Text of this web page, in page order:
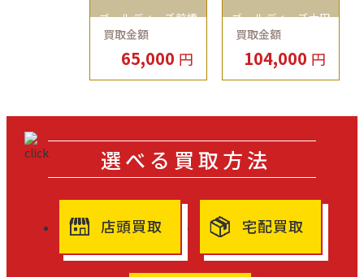
ゴールディーズ前橋
店
買取金額
65,000 円
ゴールディーズ太田
店
買取金額
104,000 円
選べる買取方法
店頭買取 宅配買取